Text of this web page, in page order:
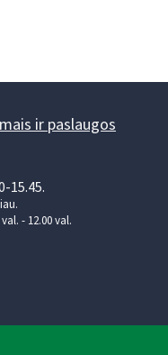
ir paslaugos
15.45.
- 12.00 val.